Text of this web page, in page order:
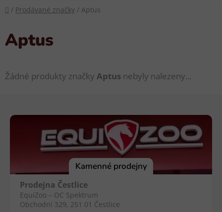
Domů
/ Prodávané značky / Aptus
Aptus
Žádné produkty značky Aptus nebyly nalezeny...
Kamenné prodejny
Prodejna Čestlice
EquiZoo – OC Spektrum
Obchodní 329, 251 01 Čestlice